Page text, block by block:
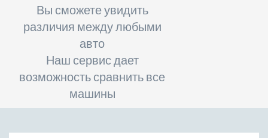
Вы сможете увидить
различия между любыми
авто
Наш сервис дает
возможность сравнить все
машины